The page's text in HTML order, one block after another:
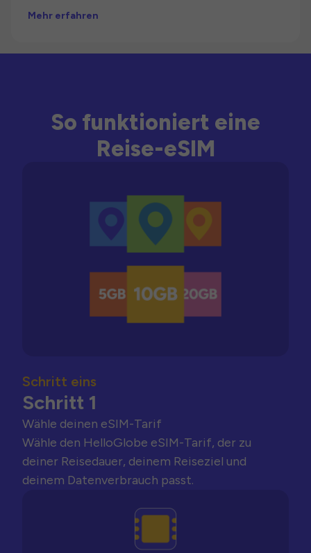
Mehr erfahren
So funktioniert eine
Reise-eSIM
Schritt eins
Schritt 1
Wähle deinen eSIM-Tarif
Wähle den HelloGlobe eSIM-Tarif, der zu
deiner Reisedauer, deinem Reiseziel und
deinem Datenverbrauch passt.